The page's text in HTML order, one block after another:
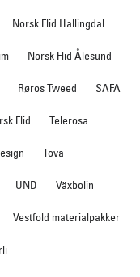
Norsk Flid Hallingdal
Norsk Flid Ålesund
Røros Tweed SAFA
Flid Telerosa
Tova
UND Växbolin
Vestfold materialpakker